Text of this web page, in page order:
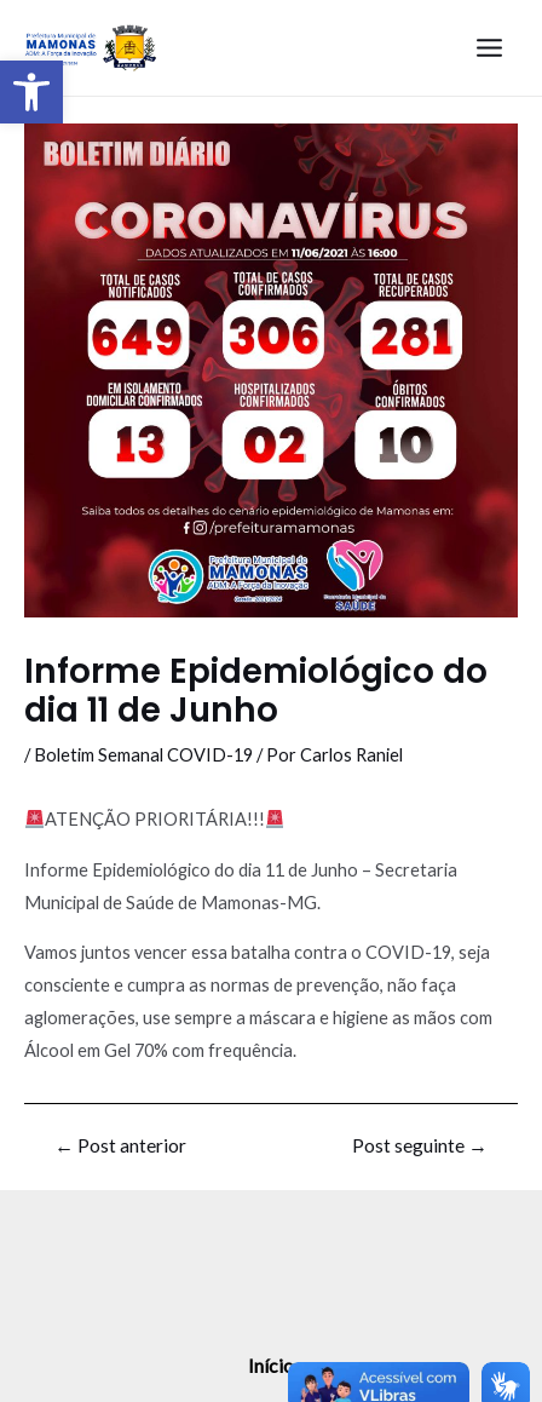
Barra de Ferramentas Aberta
Informe Epidemiológico do
dia 11 de Junho
/Boletim Semanal COVID-19 / PorCarlos Raniel
ATENÇÃO PRIORITÁRIA!!!
Informe Epidemiológico do dia 11 de Junho – Secretaria
Municipal de Saúde de Mamonas-MG.
Vamos juntos vencer essa batalha contra o COVID-19, seja
consciente e cumpra as normas de prevenção, não faça
aglomerações, use sempre a máscara e higiene as mãos com
Álcool em Gel 70% com frequência.
← Post anterior Post seguinte →
Início